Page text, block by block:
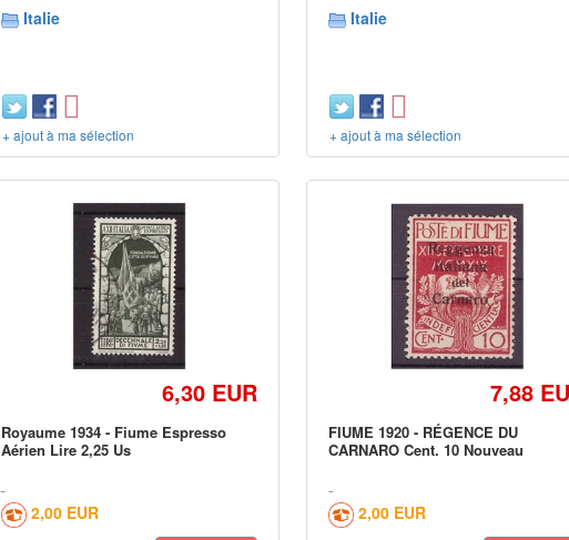
Italie
+ ajout à ma sélection
Italie
+ ajout à ma sélection
6,30 EUR
Royaume 1934 - Fiume Espresso
Aérien Lire 2,25 Us
2,00 EUR
7,88
FIUME 1920 - RÉGENCE DU
CARNARO Cent. 10 Nouveau
2,00 EUR